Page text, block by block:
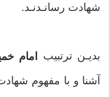
شهادت رسانـدنـد.
بديـن ترتبيب امام
آشنا و با مفهوم